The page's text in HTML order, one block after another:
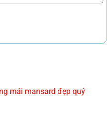
mái mansard đẹp quý